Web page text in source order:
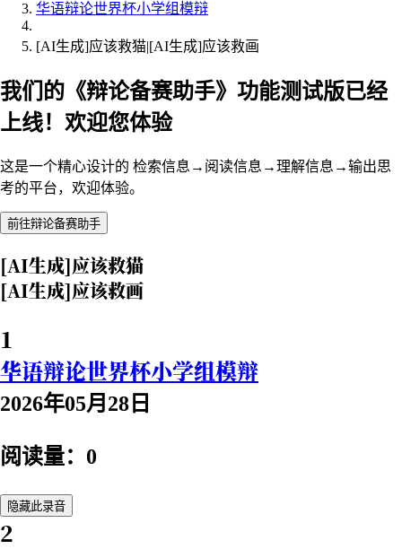
华语辩论世界杯小学组模辩
[AI生成]应该救猫|[AI生成]应该救画
我们的《辩论备赛助手》功能测试版已经
上线！欢迎您体验
这是一个精心设计的 检索信息→阅读信息→理解信息→输出思
考的平台，欢迎体验。
前往辩论备赛助手
[AI生成]应该救猫
[AI生成]应该救画
1
华语辩论世界杯小学组模辩
2026年05月28日
阅读量：0
隐藏此录音
2